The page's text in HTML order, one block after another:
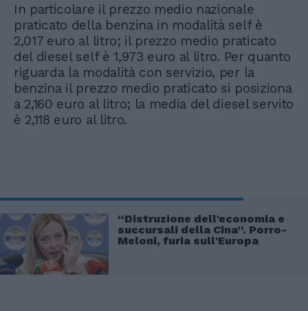
In particolare il prezzo medio nazionale
praticato della benzina in modalità self è
2,017 euro al litro; il prezzo medio praticato
del diesel self è 1,973 euro al litro. Per quanto
riguarda la modalità con servizio, per la
benzina il prezzo medio praticato si posiziona
a 2,160 euro al litro; la media del diesel servito
è 2,118 euro al litro.
“Distruzione dell'economia e
succursali della Cina”. Porro-
Meloni, furia sull'Europa